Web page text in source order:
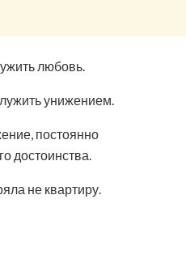
любовь.
унижением.
постоянно
достоинства.
не квартиру.